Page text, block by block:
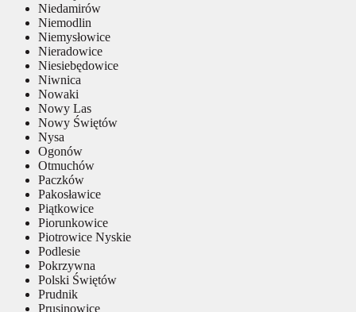
Niedamirów
Niemodlin
Niemysłowice
Nieradowice
Niesiebędowice
Niwnica
Nowaki
Nowy Las
Nowy Świętów
Nysa
Ogonów
Otmuchów
Paczków
Pakosławice
Piątkowice
Piorunkowice
Piotrowice Nyskie
Podlesie
Pokrzywna
Polski Świętów
Prudnik
Prusinowice